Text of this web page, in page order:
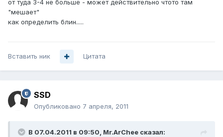
от туда 3-4 не больше - может действительно чтото там
"мешает"
как определить блин.....
Вставить ник Цитата
SSD
Опубликовано 7 апреля, 2011
В 07.04.2011 в 09:50, Mr.ArChee сказал: